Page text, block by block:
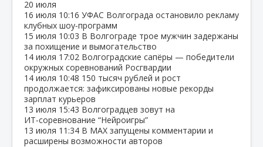
20 июля
16 июля 10:16 УФАС Волгограда остановило рекламу
клубных шоу‑программ
15 июля 10:03 В Волгограде трое мужчин задержаны
за похищение и вымогательство
14 июля 17:02 Волгоградские сапёры — победители
окружных соревнований Росгвардии
14 июля 10:48 150 тысяч рублей и рост
продолжается: зафиксированы новые рекорды
зарплат курьеров
13 июля 15:43 Волгоградцев зовут на
ИТ‑соревнование “Нейроигры”
13 июля 11:34 В МАХ запущены комментарии и
расширены возможности авторов